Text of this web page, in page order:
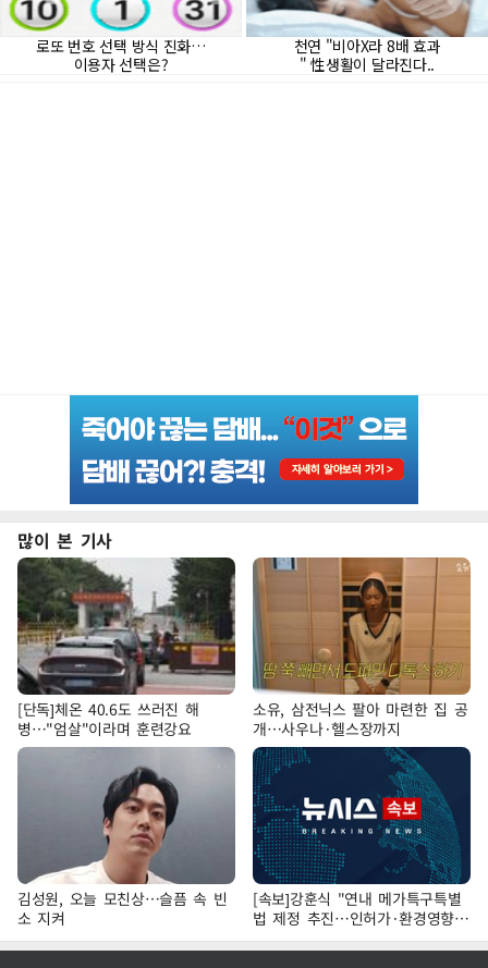
많이 본 기사
[단독]체온 40.6도 쓰러진 해
병…"엄살"이라며 훈련강요
소유, 삼전닉스 팔아 마련한 집 공
개…사우나·헬스장까지
김성원, 오늘 모친상…슬픔 속 빈
소 지켜
[속보]강훈식 "연내 메가특구특별
법 제정 추진…인허가·환경영향평
가 단축"